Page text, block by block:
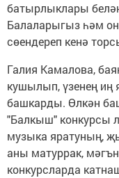
батырлыклары
Балаларыгыз һәм
сөендереп кенә
Галия Камалова,
кушылып, үзенең иң
башкарды. Өлкән
"Балкыш" конкурсы
музыка яратуның,
аны матуррак,
конкурсларда